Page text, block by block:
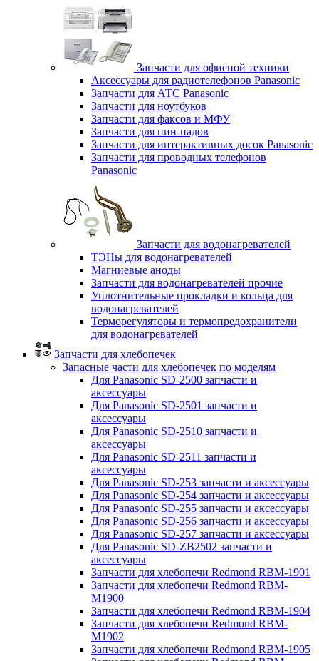
Запчасти для офисной техники
Аксессуары для радиотелефонов Panasonic
Запчасти для АТС Panasonic
Запчасти для ноутбуков
Запчасти для факсов и МФУ
Запчасти для пин-падов
Запчасти для интерактивных досок Panasonic
Запчасти для проводных телефонов
Panasonic
Запчасти для водонагревателей
ТЭНы для водонагревателей
Магниевые аноды
Запчасти для водонагревателей прочие
Уплотнительные прокладки и кольца для
водонагревателей
Терморегуляторы и термопредохранители
для водонагревателей
Запчасти для хлебопечек
Запасные части для хлебопечек по моделям
Для Panasonic SD-2500 запчасти и
аксессуары
Для Panasonic SD-2501 запчасти и
аксессуары
Для Panasonic SD-2510 запчасти и
аксессуары
Для Panasonic SD-2511 запчасти и
аксессуары
Для Panasonic SD-253 запчасти и аксессуары
Для Panasonic SD-254 запчасти и аксессуары
Для Panasonic SD-255 запчасти и аксессуары
Для Panasonic SD-256 запчасти и аксессуары
Для Panasonic SD-257 запчасти и аксессуары
Для Panasonic SD-ZB2502 запчасти и
аксессуары
Запчасти для хлебопечи Redmond RBM-1901
Запчасти для хлебопечи Redmond RBM-
M1900
Запчасти для хлебопечи Redmond RBM-1904
Запчасти для хлебопечи Redmond RBM-
M1902
Запчасти для хлебопечи Redmond RBM-1905